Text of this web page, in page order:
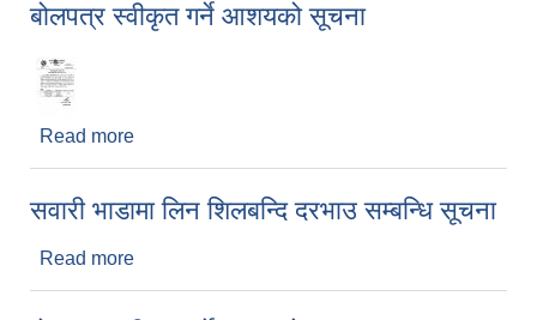
बोलपत्र स्वीकृत गर्ने आशयको सूचना
Read more
सवारी भाडामा लिन शिलबन्दि दरभाउ सम्बन्धि सूचना
Read more